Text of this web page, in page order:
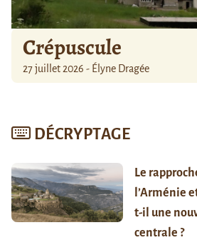
Crépuscule
27 juillet 2026 - Élyne Dragée
DÉCRYPTAGE
Le
l’Arménie
t-il une
centrale ?